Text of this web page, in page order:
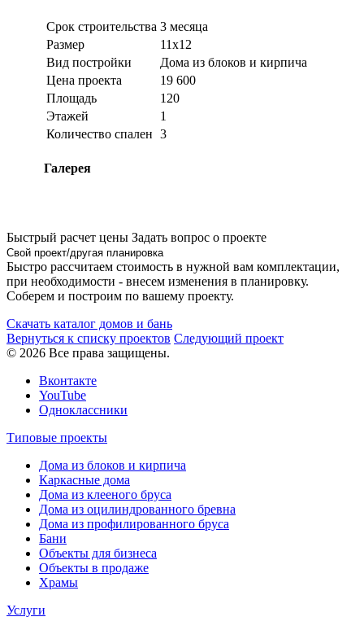
Срок строительства 3 месяца
Размер
11х12
Вид постройки
Дома из блоков и кирпича
Цена проекта
19 600
Площадь
120
Этажей
1
Количество спален 3
Галерея
Быстрый расчет цены Задать вопрос о проекте
Свой проект/другая планировка
Быстро рассчитаем стоимость в нужной вам комплектации,
при необходимости - внесем изменения в планировку.
Соберем и построим по вашему проекту.
Скачать каталог домов и бань
Вернуться к списку проектов Следующий проект
© 2026 Все права защищены.
Вконтакте
YouTube
Одноклассники
Типовые проекты
Дома из блоков и кирпича
Каркасные дома
Дома из клееного бруса
Дома из оцилиндрованного бревна
Дома из профилированного бруса
Бани
Объекты для бизнеса
Объекты в продаже
Храмы
Услуги